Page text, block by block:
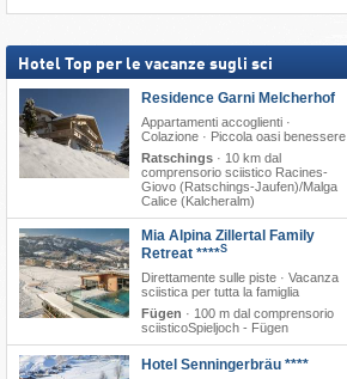
Hotel Top per le vacanze sugli sci
Residence Garni Melcherhof
Appartamenti accoglienti ·
Colazione · Piccola oasi benessere
Ratschings· 10 km dal
comprensorio sciistico Racines-
Giovo (Ratschings-Jaufen)/​Malga
Calice (Kalcheralm)
Mia Alpina Zillertal Family
Retreat ****S
Direttamente sulle piste · Vacanza
sciistica per tutta la famiglia
Fügen · 100 m dal comprensorio
sciisticoSpieljoch - Fügen
Hotel Senningerbräu ****